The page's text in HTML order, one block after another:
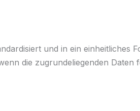
und in ein einheitliches
die zugrundeliegenden Daten